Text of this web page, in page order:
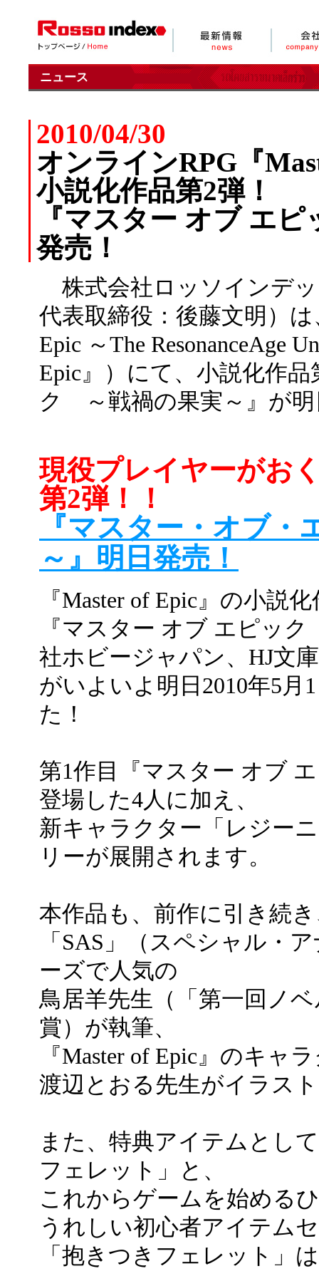
ニュース
2010/04/30
オンラインRPG『
小説化作品第2弾！
『マスター オブ エ
発売！
株式会社ロッソインデ
代表取締役：後藤文明）
Epic ～The ResonanceAge
Epic』）にて、小説化作
ク ～戦禍の果実～』が
現役プレイヤーがお
第2弾！！
『マスター・オブ・
～』明日発売！
『Master of Epic』の小説
『マスター オブ エピッ
社ホビージャパン、HJ文
がいよいよ明日2010年5
た！
第1作目『マスター オブ
登場した4人に加え、
新キャラクター「レジー
リーが展開されます。
本作品も、前作に引き続
「SAS」（スペシャル・
ーズで人気の
鳥居羊先生（「第一回ノ
賞）が執筆、
『Master of Epic』のキャ
渡辺とおる先生がイラス
また、特典アイテムとし
フェレット」と、
これからゲームを始める
うれしい初心者アイテム
「抱きつきフェレット」